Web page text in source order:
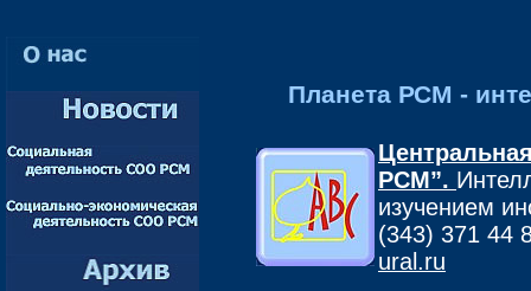
Планета РСМ -
РСМ”.
изучением
(343) 371 44
ural.ru